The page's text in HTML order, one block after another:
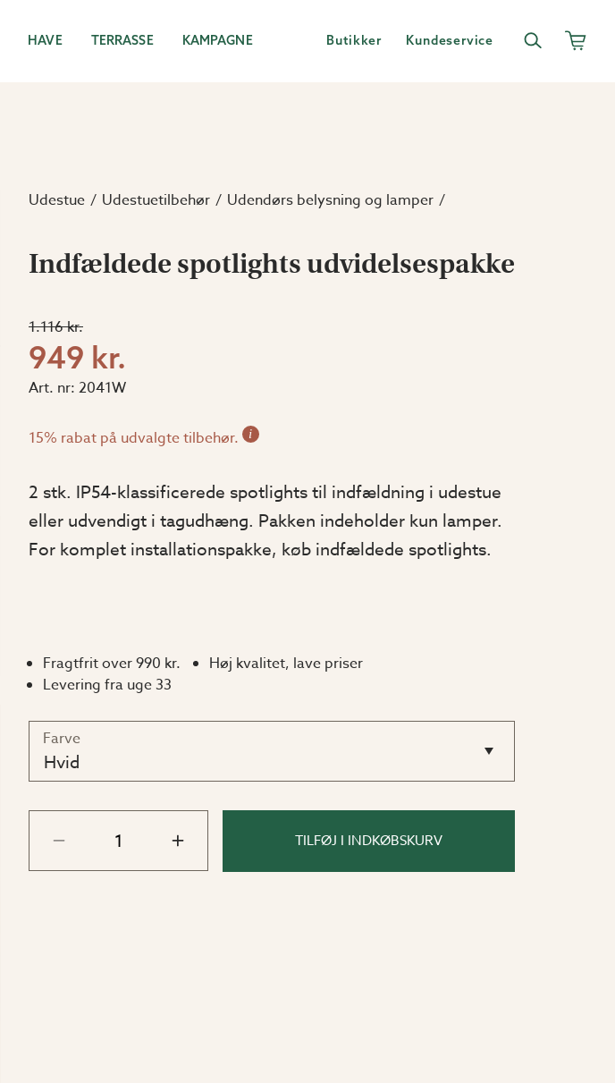
HAVE TERRASSE KAMPAGNE Butikker Kundeservice
Udestue Udestuetilbehør Udendørs belysning og lamper
Indfældede spotlights udvidelsespakke
1.116 kr.
949 kr.
Art. nr: 2041W
15% rabat på udvalgte tilbehør. i
2 stk. IP54-klassificerede spotlights til indfældning i udestue
eller udvendigt i tagudhæng. Pakken indeholder kun lamper.
For komplet installationspakke, køb indfældede spotlights.
Fragtfrit over 990 kr.
Høj kvalitet, lave priser
Levering fra uge 33
Farve
Hvid
TILFØJ I INDKØBSKURV